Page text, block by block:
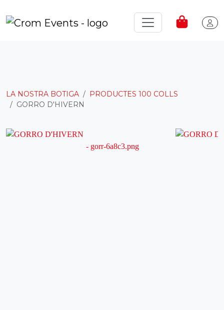
LA NOSTRA BOTIGA
PRODUCTES 100 COLLS
GORRO D'HIVERN ⠀⠀⠀⠀⠀⠀⠀⠀⠀⠀⠀⠀⠀